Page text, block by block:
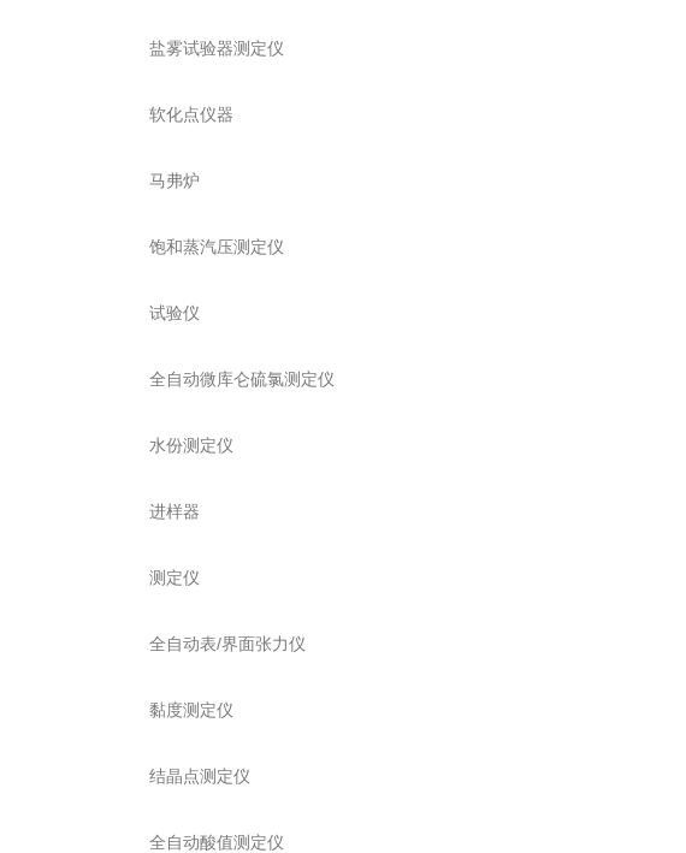
盐雾试验器测定仪
软化点仪器
马弗炉
饱和蒸汽压测定仪
试验仪
全自动微库仑硫氯测定仪
水份测定仪
进样器
测定仪
全自动表/界面张力仪
黏度测定仪
结晶点测定仪
全自动酸值测定仪